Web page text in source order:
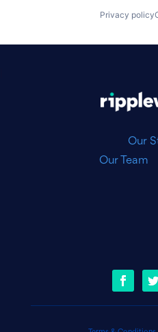
Privacy policy
Our
Our Team